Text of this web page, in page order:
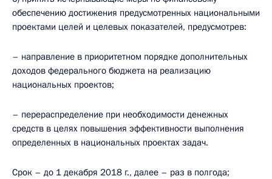
обеспечению достижения предусмотренных национальными
проектами целей и целевых показателей, предусмотрев:
– направление в приоритетном порядке дополнительных
доходов федерального бюджета на реализацию
национальных проектов;
– перераспределение при необходимости денежных
средств в целях повышения эффективности выполнения
определенных в национальных проектах задач.
Срок – до 1 декабря 2018 г., далее – раз в полгода;